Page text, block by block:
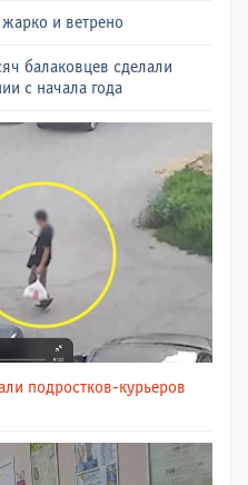
и ветрено
балаковцев сделали
с начала года
подростков-курьеров